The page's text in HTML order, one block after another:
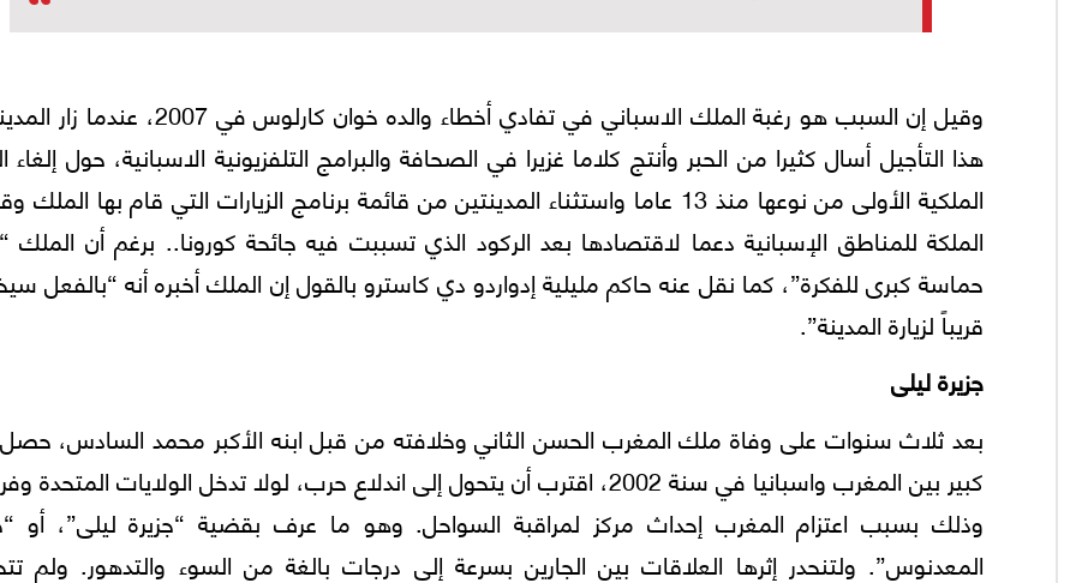
وقيل إن السبب هو رغبة الملك الاسباني في تفادي أخطاء والده خوان كارلوس في
هذا التأجيل أسال كثيرا من الحبر وأنتج كلاما غزيرا في الصحافة والبرامج التلفزيونية الاسبانية، حول إلغاء
الملكية الأولى من نوعها منذ 13 عاما واستثناء المدينتين من قائمة برنامج الزيارات التي قام بها الملك
الملكة للمناطق الإسبانية دعما لاقتصادها بعد الركود الذي تسببت فيه جائحة كورونا.. برغم أن الملك
حماسة كبرى للفكرة”، كما نقل عنه حاكم مليلية إدواردو دي كاسترو بالقول إن الملك أخبره أنه “بالفعل
قريباً لزيارة المدينة”.
جزيرة ليلى
بعد ثلاث سنوات على وفاة ملك المغرب الحسن الثاني وخلافته من قبل ابنه الأكبر محمد السادس، حصل
كبير بين المغرب واسبانيا في سنة 2002، اقترب أن يتحول إلى اندلاع حرب، لولا تدخل الولايات المتحدة
وذلك بسبب اعتزام المغرب إحداث مركز لمراقبة السواحل. وهو ما عرف بقضية “جزيرة ليلى”، أو
المعدنوس”. ولتنحدر إثرها العلاقات بين الجارين بسرعة إلى درجات بالغة من السوء والتدهور. ولم